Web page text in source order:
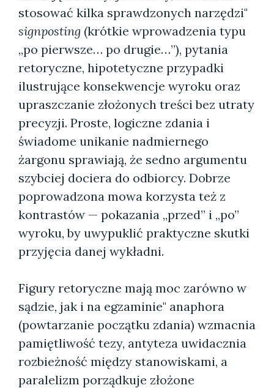
stosować kilka sprawdzonych narzędzi"
signposting (krótkie wprowadzenia typu
„po pierwsze… po drugie…”), pytania
retoryczne, hipotetyczne przypadki
ilustrujące konsekwencje wyroku oraz
upraszczanie złożonych treści bez utraty
precyzji. Proste, logiczne zdania i
świadome unikanie nadmiernego
żargonu sprawiają, że sedno argumentu
szybciej dociera do odbiorcy. Dobrze
poprowadzona mowa korzysta też z
kontrastów — pokazania „przed” i „po”
wyroku, by uwypuklić praktyczne skutki
przyjęcia danej wykładni.
Figury retoryczne mają moc zarówno w
sądzie, jak i na egzaminie" anaphora
(powtarzanie początku zdania) wzmacnia
pamiętliwość tezy, antyteza uwidacznia
rozbieżność między stanowiskami, a
paralelizm porządkuje złożone